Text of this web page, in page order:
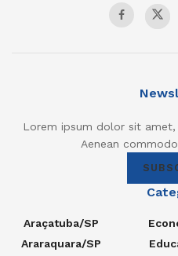
Lorem ipsum dolor sit
Aenean
Araçatuba/SP
Araraquara/SP